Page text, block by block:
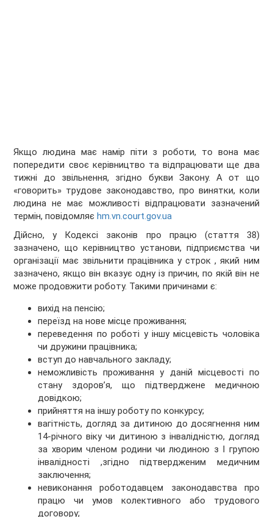
Якщо людина має намір піти з роботи, то вона має
попередити своє керівництво та відпрацювати ще два
тижні до звільнення, згідно букви Закону. А от що
«говорить» трудове законодавство, про винятки, коли
людина не має можливості відпрацювати зазначений
термін, повідомляє hm.vn.court.gov.ua
Дійсно, у Кодексі законів про працю (стаття 38)
зазначено, що керівництво установи, підприємства чи
організації має звільнити працівника у строк , який ним
зазначено, якщо він вказує одну із причин, по якій він не
може продовжити роботу. Такими причинами є:
вихід на пенсію;
переїзд на нове місце проживання;
переведення по роботі у іншу місцевість чоловіка
чи дружини працівника;
вступ до навчального закладу;
неможливість проживання у даній місцевості по
стану здоров’я, що підтверджене медичною
довідкою;
прийняття на іншу роботу по конкурсу;
вагітність, догляд за дитиною до досягнення ним
14-річного віку чи дитиною з інвалідністю, догляд
за хворим членом родини чи людиною з І групою
інвалідності ,згідно підтвердженим медичним
заключення;
невиконання роботодавцем законодавства про
працю чи умов колективного або трудового
договору;